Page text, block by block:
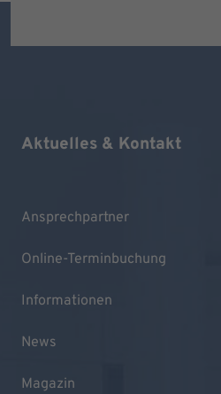
Aktuelles & Kontakt
Ansprechpartner
Online-Terminbuchung
Informationen
News
Magazin